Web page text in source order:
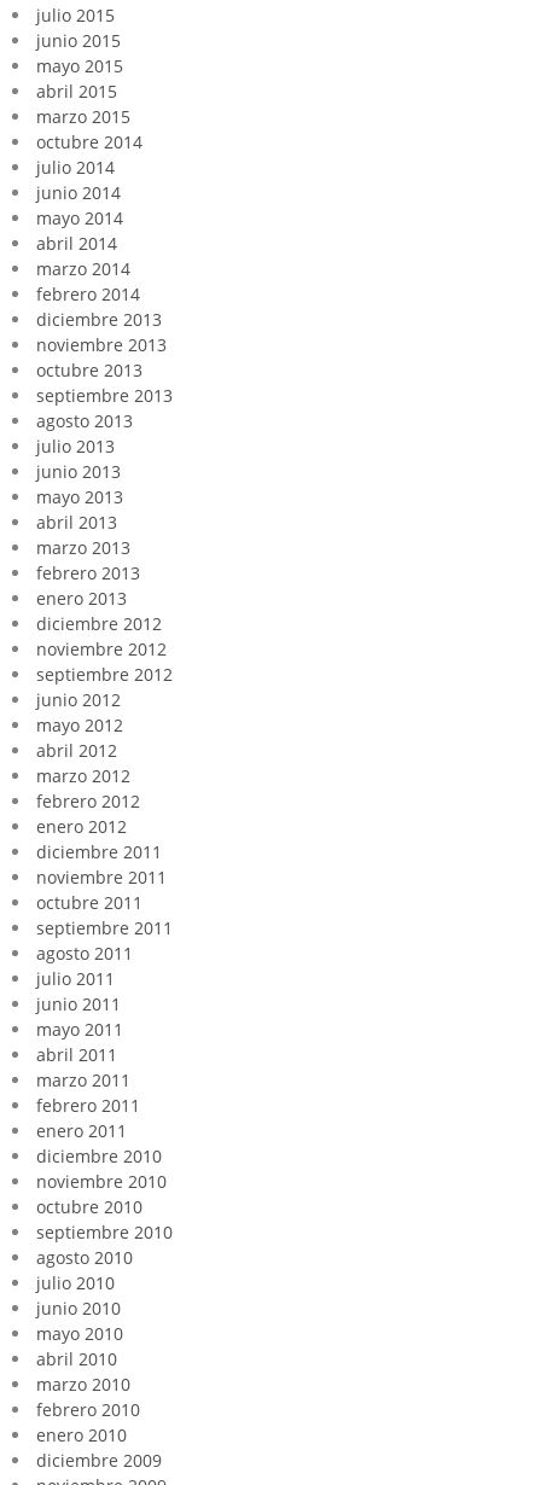
julio 2015
junio 2015
mayo 2015
abril 2015
marzo 2015
octubre 2014
julio 2014
junio 2014
mayo 2014
abril 2014
marzo 2014
febrero 2014
diciembre 2013
noviembre 2013
octubre 2013
septiembre 2013
agosto 2013
julio 2013
junio 2013
mayo 2013
abril 2013
marzo 2013
febrero 2013
enero 2013
diciembre 2012
noviembre 2012
septiembre 2012
junio 2012
mayo 2012
abril 2012
marzo 2012
febrero 2012
enero 2012
diciembre 2011
noviembre 2011
octubre 2011
septiembre 2011
agosto 2011
julio 2011
junio 2011
mayo 2011
abril 2011
marzo 2011
febrero 2011
enero 2011
diciembre 2010
noviembre 2010
octubre 2010
septiembre 2010
agosto 2010
julio 2010
junio 2010
mayo 2010
abril 2010
marzo 2010
febrero 2010
enero 2010
diciembre 2009